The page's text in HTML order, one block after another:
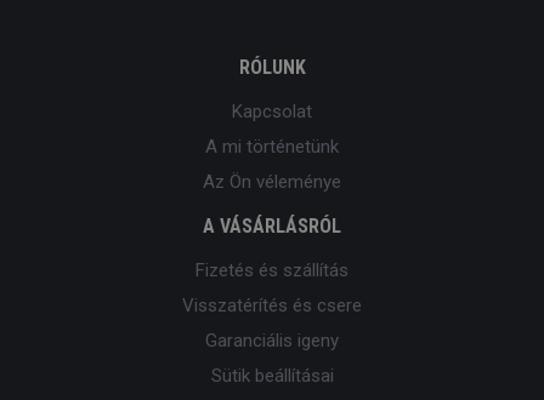
RÓLUNK
Kapcsolat
A mi történetünk
Az Ön véleménye
A VÁSÁRLÁSRÓL
Fizetés és szállítás
Visszatérítés és csere
Garanciális igeny
Sütik beállításai